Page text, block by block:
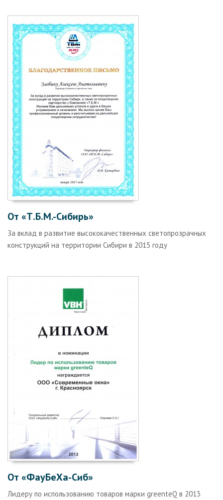
От «Т.Б.М.-Сибирь»
За вклад в развитие высококачественных светопрозрачных
конструкций на территории Сибири в 2015 году
От «ФауБеХа-Сиб»
Лидеру по использованию товаров марки greenteQ в 2013